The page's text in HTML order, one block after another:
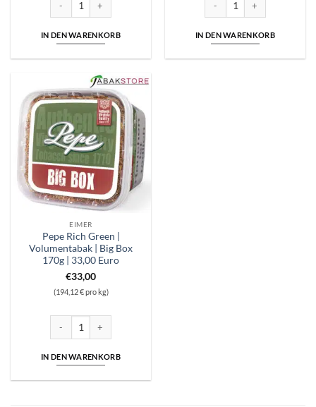
IN DEN WARENKORB IN DEN WARENKORB
EIMER
Pepe Rich Green |
Volumentabak | Big Box
170g | 33,00 Euro
€33,00
(194,12 € pro kg)
Pepe Rich Green | Volumentabak | Big Box 170g | 33,00 Euro Menge
IN DEN WARENKORB